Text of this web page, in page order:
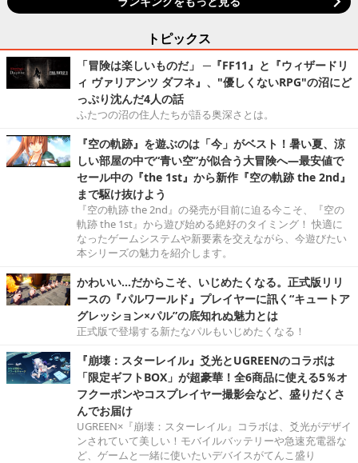
トピックス
「冒険は楽しいものだ」 ─『FF11』と『ウィザードリ
ィ ヴァリアンツ ダフネ』、"優しくないRPG"の沼にど
っぷり沈んだ4人の話
ふたつの沼の住人たちが語る奥深さとは。
『空の軌跡』を遊ぶのは「今」がベスト！暑い夏、涼
しい部屋の中で“青い空”が似合う大冒険へ―最安値で
セール中の『the 1st』から新作『空の軌跡 the 2nd』
まで駆け抜けよう
『空の軌跡 the 2nd』の発売が目前に迫る今こそ、『空の
軌跡 the 1st』から遊び始める絶好のタイミング！ 快適に
なったゲームシステムや新要素を交えながら、今遊びたい
本シリーズの魅力を紹介します。
かわいい…だからこそ、いじめたくなる。正式版リリ
ースの『パルワールド』プレイヤーに訊く“キュートア
グレッション×パル”の底知れぬ魅力とは
正式版で登場する新たなパルもいじめたくなる！
『崩壊：スターレイル』爻光とUGREENのコラボは
「限定ギフトBOX」が超豪華！全6商品に使える5％オ
フクーポンやコスプレイヤー撮影会など、盛りだくさ
んでお届け
UGREEN×『崩壊：スターレイル』コラボは、爻光がデザイ
ンされていて美しい！モバイルバッテリーや急速充電器な
ど、ゲームと一緒に使いたいデバイスがてんこ盛り